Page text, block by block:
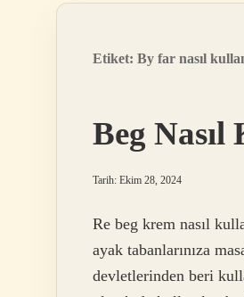
Etiket: By far nasıl
Beg Nasıl
Tarih: Ekim 28, 2024
Re beg krem nasıl
ayak tabanlarınıza
devletlerinden beri